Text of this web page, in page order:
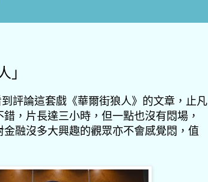
評論這套戲《華爾街狼人》的文章，止凡
，片長達三小時，但一點也沒有悶場，
融沒多大興趣的觀眾亦不會感覺悶，值